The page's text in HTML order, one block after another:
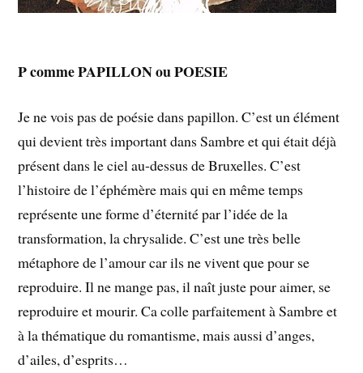
P comme PAPILLON ou POESIE
Je ne vois pas de poésie dans papillon. C’est un élément
qui devient très important dans Sambre et qui était déjà
présent dans le ciel au-dessus de Bruxelles. C’est
l’histoire de l’éphémère mais qui en même temps
représente une forme d’éternité par l’idée de la
transformation, la chrysalide. C’est une très belle
métaphore de l’amour car ils ne vivent que pour se
reproduire. Il ne mange pas, il naît juste pour aimer, se
reproduire et mourir. Ca colle parfaitement à Sambre et
à la thématique du romantisme, mais aussi d’anges,
d’ailes, d’esprits…